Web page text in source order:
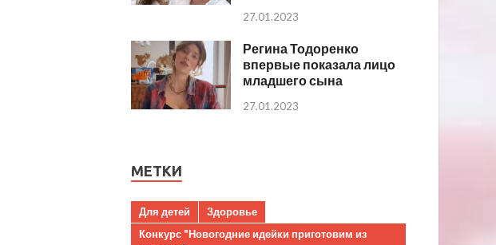
27.01.2023
Регина Тодоренко
впервые показала лицо
младшего сына
27.01.2023
МЕТКИ
Для детей
Здоровье
Конкурс "Новогодние идейки приготовим из